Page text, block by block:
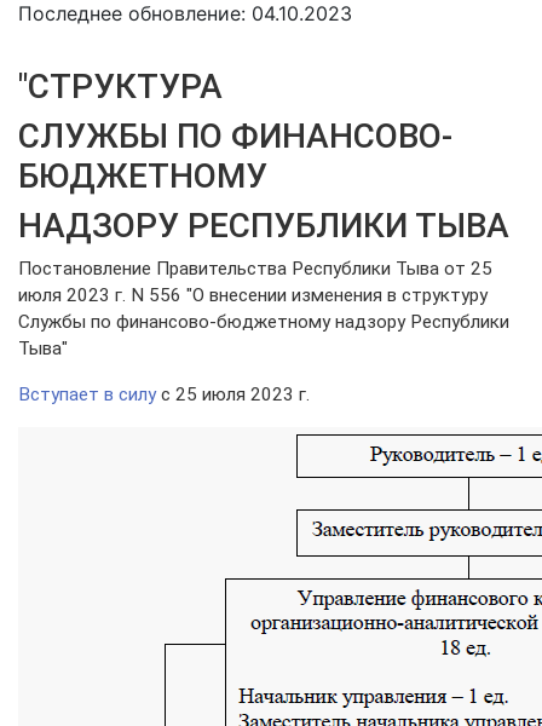
Последнее обновление: 04.10.2023
"СТРУКТУРА
СЛУЖБЫ ПО ФИНАНСОВО-
БЮДЖЕТНОМУ
НАДЗОРУ РЕСПУБЛИКИ ТЫВА
Постановление Правительства Республики Тыва от 25
июля 2023 г. N 556 "О внесении изменения в структуру
Службы по финансово-бюджетному надзору Республики
Тыва"
Вступает в силус 25 июля 2023 г.